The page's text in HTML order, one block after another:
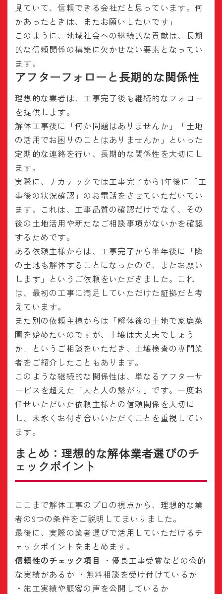
見ていて、信頼できる会社だと思っています。何
かあったときは、またお願いしたいです」
このように、地域社会への継続的な貢献は、長期
的な信頼関係の構築に欠かせない要素となってい
ます。
アフターフォローと長期的な関係性
理想的な業者は、工事完了後も継続的なフォロー
を提供します。
解体工事後に「何か問題はありませんか」「土地
の活用でお困りのことはありませんか」といった
定期的な連絡を行い、長期的な関係性を大切にし
ます。
実際に、ナカテックでは工事完了から1年後に「工
事後の状況確認」のお電話をさせていただいてい
ます。これは、工事品質の確認だけでなく、その
後の土地活用や新たなご相談事項がないかを確認
するためです。
ある依頼主様からは、工事完了から半年後に「隣
の土地も解体することになったので、またお願い
します」というご依頼をいただきました。これ
は、最初の工事に満足していただけた証拠だと考
えています。
また別の依頼主様からは「解体後の土地で家庭菜
園を始めたいのですが、土壌は大丈夫でしょう
か」というご相談をいただき、土壌検査の専門業
者をご紹介したこともあります。
このような継続的な関係性は、単なるアフターサ
ービスを超えた「人と人の繋がり」です。一度お
任せいただいた依頼主様との信頼関係を大切に
し、末永くお付き合いいただくことを重視してい
ます。
まとめ：理想的な解体業者選びのチ
ェックポイント
ここまで解体工事のプロの視点から、理想的な業
者の9つの条件をご説明してまいりました。
最後に、実際の業者選びで活用していただけるチ
ェックポイントをまとめます。
信頼性のチェック項目
・優良工事受賞などの公的
な実績があるか ・無料相談を受け付けているか
・施工実績や顧客の声を公開しているか